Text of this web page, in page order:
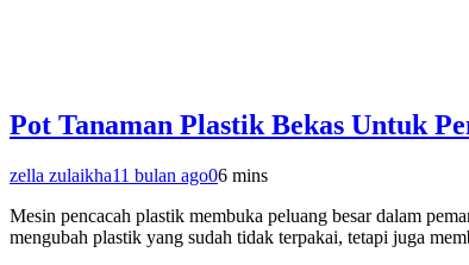
Pot Tanaman Plastik Bekas Untuk
zella zulaikha11 bulan ago06 mins
Mesin pencacah plastik membuka peluang besar dalam
mengubah plastik yang sudah tidak terpakai, tetapi juga